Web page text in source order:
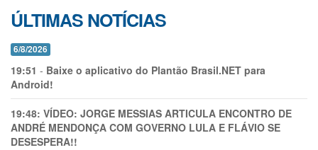
ÚLTIMAS NOTÍCIAS
6/8/2026
19:51 - Baixe o aplicativo do Plantão Brasil.NET para
Android!
19:48: VÍDEO: JORGE MESSIAS ARTICULA ENCONTRO DE
ANDRÉ MENDONÇA COM GOVERNO LULA E FLÁVIO SE
DESESPERA!!